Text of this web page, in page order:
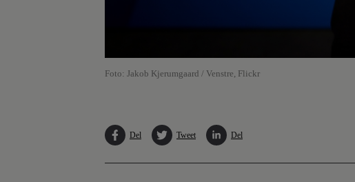
Foto: Jakob Kjerumgaard / Venstre, Flickr
Del Tweet Del